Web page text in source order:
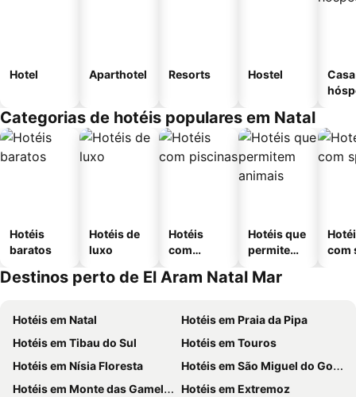
Hotel Aparthotel Resorts Hostel
Categorias de hotéis populares em Natal
Hotéis
baratos
Hotéis de
luxo
Hotéis
com
Hotéis que
permitem
com
Destinos perto de El Aram Natal Mar
Hotéis em Natal
Hotéis em Praia da Pipa
Hotéis em Tibau do Sul
Hotéis em Touros
Hotéis em Nísia Floresta
Hotéis em São Miguel do Gostoso
Hotéis em Monte das Gameleiras
Hotéis em Extremoz